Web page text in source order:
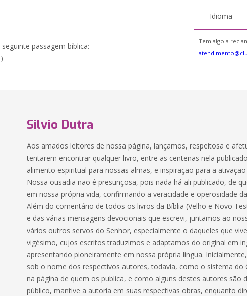
passagem bíblica:
Idioma
Tem algo a
Silvio Dutra
Aos amados leitores de nossa página, lançamos, respeitosa e
tentarem encontrar qualquer livro, entre as centenas nela
alimento espiritual para nossas almas, e inspiração para a
Nossa ousadia não é presunçosa, pois nada há ali publicado, de
em nossa própria vida, confirmando a veracidade e operosidade
Além do comentário de todos os livros da Bíblia (Velho e Novo
e das várias mensagens devocionais que escrevi, juntamos ao
vários outros servos do Senhor, especialmente o daqueles que
vigésimo, cujos escritos traduzimos e adaptamos do original em
apresentando pioneiramente em nossa própria língua.
sob o nome dos respectivos autores, todavia, como o sistema do
na página de quem os publica, e como alguns destes autores são
público, mantive a autoria em suas respectivas obras, enquanto